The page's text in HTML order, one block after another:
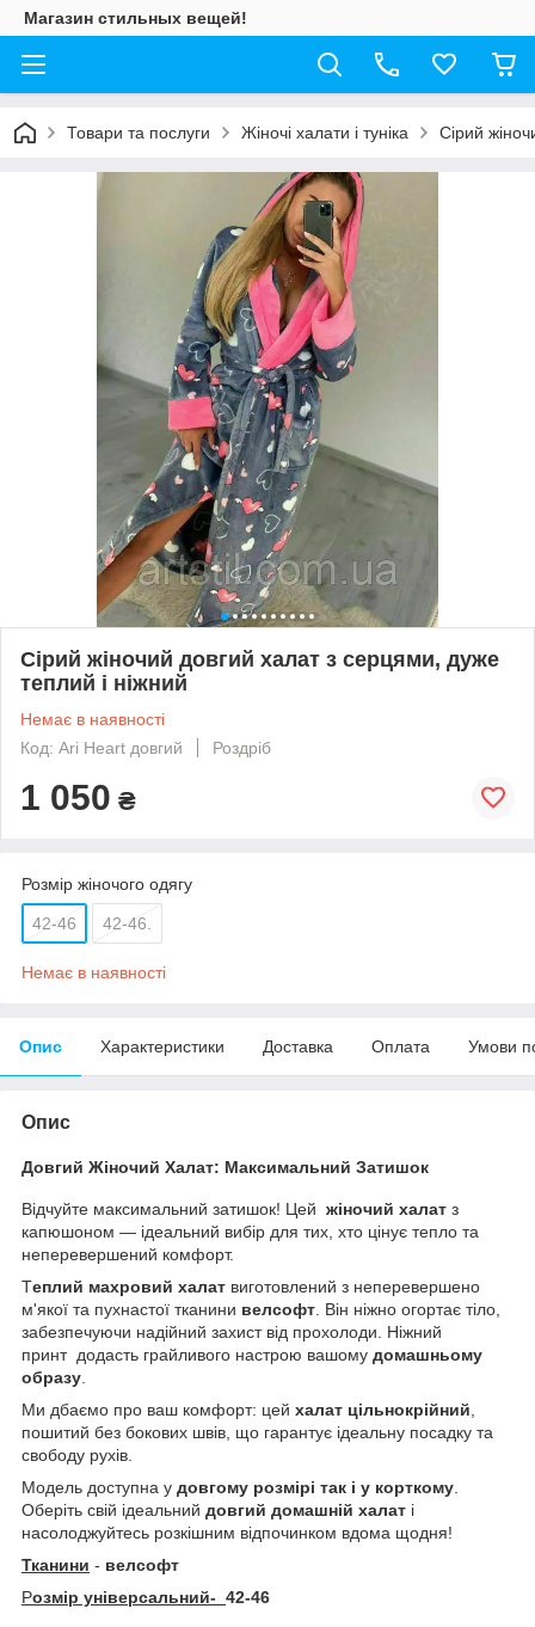
Магазин стильных вещей!
Товари та послуги Жіночі халати і туніка Сірий
Сірий жіночий довгий халат з серцями, дуже
теплий і ніжний
Немає в наявності
Код: Ari Heart довгий
Роздріб
1 050 ₴
Розмір жіночого одягу
42-46 42-46.
Немає в наявності
Опис Характеристики Доставка Оплата Умови
Опис
Довгий Жіночий Халат: Максимальний Затишок
Відчуйте максимальний затишок! Цей жіночий халат з
капюшоном — ідеальний вибір для тих, хто цінує тепло та
неперевершений комфорт.
Теплий махровий халат виготовлений з неперевершено
м'якої та пухнастої тканини велсофт. Він ніжно огортає тіло,
забезпечуючи надійний захист від прохолоди. Ніжний
принт додасть грайливого настрою вашому домашньому
образу.
Ми дбаємо про ваш комфорт: цей халат цільнокрійний,
пошитий без бокових швів, що гарантує ідеальну посадку та
свободу рухів.
Модель доступна у довгому розмірі так і у корткому.
Оберіть свій ідеальний довгий домашній халат і
насолоджуйтесь розкішним відпочинком вдома щодня!
Тканини - велсофт
Розмір універсальний- 42-46